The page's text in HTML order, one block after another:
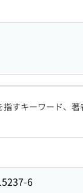
すキーワード、著
6